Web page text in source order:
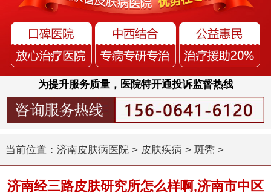
为提升服务质量，医院特开通投诉监督热线
当前位置： 济南皮肤病医院> 皮肤疾病 > 斑秃>
济南经三路皮肤研究所怎么样啊,济南市中区